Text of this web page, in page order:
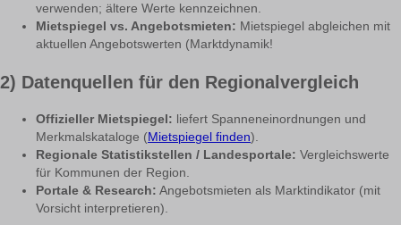
verwenden; ältere Werte kennzeichnen.
Mietspiegel vs. Angebotsmieten: Mietspiegel abgleichen mit
aktuellen Angebotswerten (Marktdynamik!
2) Datenquellen für den Regionalvergleich
Offizieller Mietspiegel: liefert Spanneneinordnungen und
Merkmalskataloge (Mietspiegel finden).
Regionale Statistikstellen / Landesportale: Vergleichswerte
für Kommunen der Region.
Portale & Research: Angebotsmieten als Marktindikator (mit
Vorsicht interpretieren).